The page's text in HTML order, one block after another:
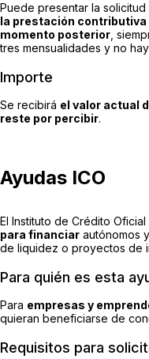
Puede presentar la
la prestación contributiva
momento posterior,
tres mensualidades y no
Importe
Se recibirá el valor actual
reste por percibir.
Ayudas ICO
El Instituto de Crédito
para financiar autónomos
de liquidez o proyectos de
Para quién es esta
Para empresas y
quieran beneficiarse de
Requisitos para